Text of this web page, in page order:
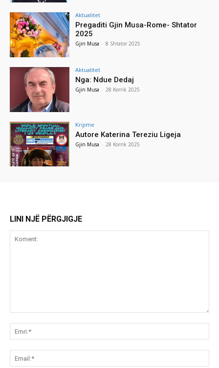
Aktualitet
Pregaditi Gjin Musa-Rome- Shtator
2025
Gjin Musa - 8 Shtator 2025
Aktualitet
Nga: Ndue Dedaj
Gjin Musa - 28 Korrik 2025
Krijime
Autore Katerina Tereziu Ligeja
Gjin Musa - 28 Korrik 2025
LINI NJË PËRGJIGJE